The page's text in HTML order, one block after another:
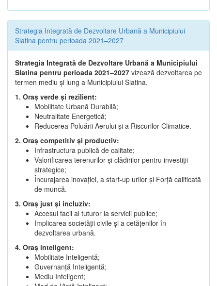
Strategia Integrată de Dezvoltare Urbană a Municipiului
Slatina pentru perioada 2021–2027
Strategia Integrată de Dezvoltare Urbană a Municipiului
Slatina pentru perioada 2021–2027 vizează dezvoltarea pe
termen mediu și lung a Municipiului Slatina.
1. Oraș verde și rezilient:
Mobilitate Urbană Durabilă;
Neutralitate Energetică;
Reducerea Poluării Aerului și a Riscurilor Climatice.
2. Oraș competitiv și productiv:
Infrastructura publică de calitate;
Valorificarea terenurilor și clădirilor pentru investiții
strategice;
Încurajarea inovației, a start-up urilor și Forță calificată
de muncă.
3. Oraș just și incluziv:
Accesul facil al tuturor la servicii publice;
Implicarea societății civile și a cetățenilor în
dezvoltarea urbană.
4. Oraș inteligent:
Mobilitate Inteligentă;
Guvernanță Inteligentă;
Mediu Inteligent;